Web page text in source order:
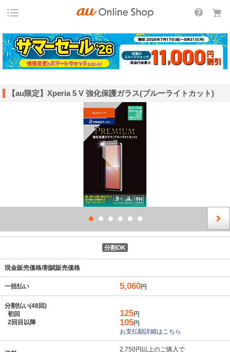
【au限定】Xperia 5 V 強化保護ガラス(ブルーライトカット)
分割OK
現金販売価格/割賦販売価格
一括払い 5,060円
分割払い(48回)
初回
2回目以降
125円
105円
お支払額詳細はこちら
2,750円以上のご購入で